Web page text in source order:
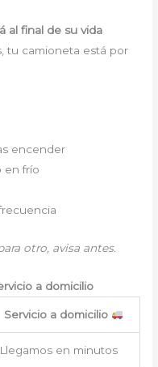
al final de su vida
tu camioneta está por
encender
en frío
otro, avisa antes.
a domicilio
Servicio a domicilio
Llegamos en minutos